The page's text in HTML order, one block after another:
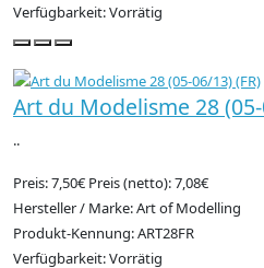
Verfügbarkeit: Vorrätig
Art du Modelisme 28 (05-
..
Preis: 7,50€ Preis (netto): 7,08€
Hersteller / Marke: Art of Modelling
Produkt-Kennung: ART28FR
Verfügbarkeit: Vorrätig